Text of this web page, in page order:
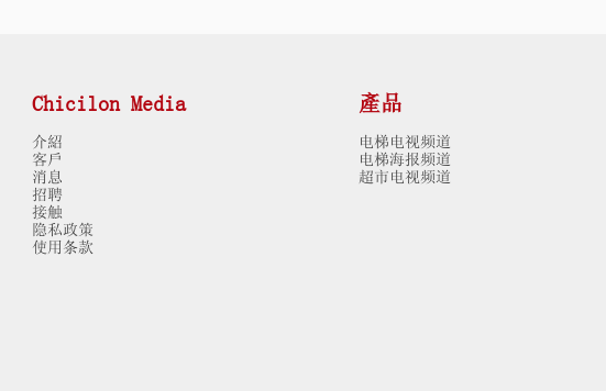
Chicilon Media
介紹
客戶
消息
招聘
接触
隐私政策
使用条款
產品
电梯电视频道
电梯海报频道
超市电视频道